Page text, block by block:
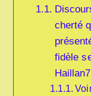
cherté
fidèle